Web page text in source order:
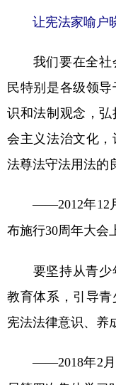
让宪法家喻户
我们要在全社会
民特别是各级领
识和法制观念，
会主义法治文化
法尊法守法用法的
——2012年12
布施行30周年大会
要坚持从青少
教育体系，引导
宪法法律意识、养
——2018年2月